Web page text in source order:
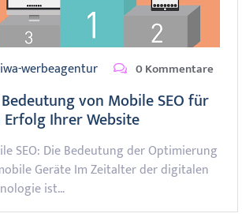
werbeagentur 0 Kommentare
von Mobile SEO für
Ihrer Website
SEO: Die Bedeutung der Optimierung
Geräte Im Zeitalter der digitalen
ist…